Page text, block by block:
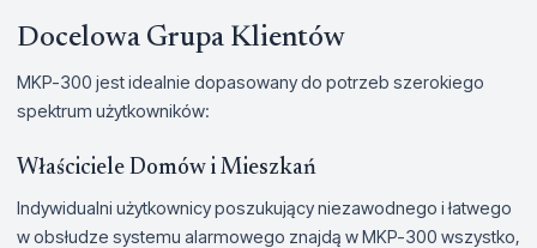
Docelowa Grupa Klientów
MKP-300 jest idealnie dopasowany do potrzeb szerokiego
spektrum użytkowników:
Właściciele Domów i Mieszkań
Indywidualni użytkownicy poszukujący niezawodnego i łatwego
w obsłudze systemu alarmowego znajdą w MKP-300 wszystko,